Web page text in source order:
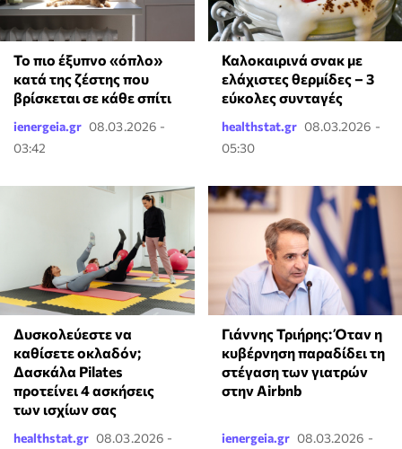
To πιο έξυπνο «όπλο»
κατά της ζέστης που
βρίσκεται σε κάθε σπίτι
ienergeia.gr 08.03.2026 -
03:42
Καλοκαιρινά σνακ με
ελάχιστες θερμίδες – 3
εύκολες συνταγές
healthstat.gr 08.03.2026 -
05:30
Δυσκολεύεστε να
καθίσετε οκλαδόν;
Δασκάλα Pilates
προτείνει 4 ασκήσεις
των ισχίων σας
healthstat.gr 08.03.2026 -
Γιάννης Τριήρης: Όταν η
κυβέρνηση παραδίδει τη
στέγαση των γιατρών
στην Airbnb
ienergeia.gr 08.03.2026 -